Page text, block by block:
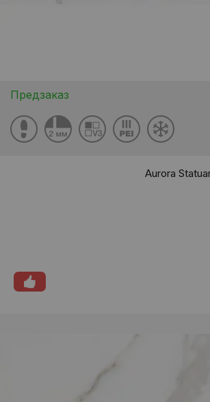
Предзаказ
Aurora